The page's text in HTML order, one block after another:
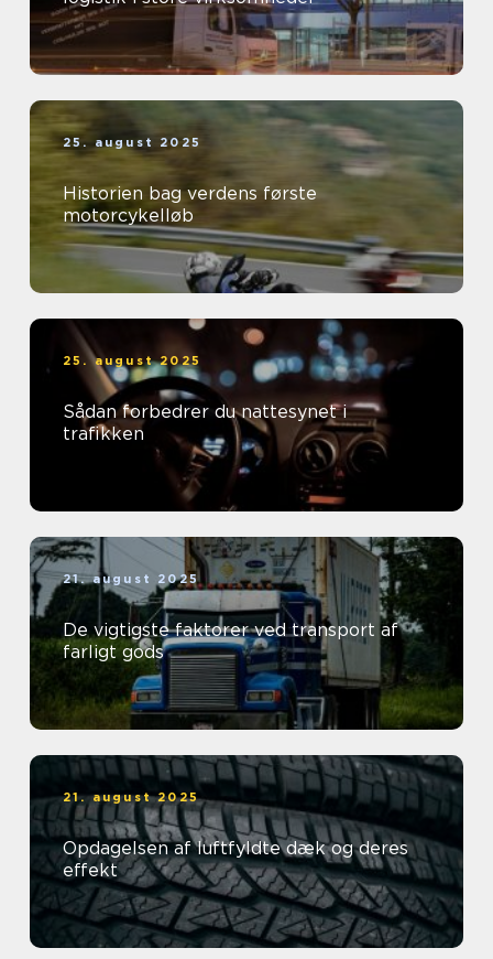
25. august 2025
Historien bag verdens første
motorcykelløb
25. august 2025
Sådan forbedrer du nattesynet i
trafikken
21. august 2025
De vigtigste faktorer ved transport af
farligt gods
21. august 2025
Opdagelsen af luftfyldte dæk og deres
effekt